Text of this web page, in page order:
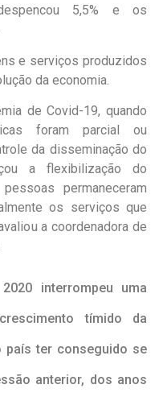
5,5% e os
e serviços produzidos
da economia.
de Covid-19, quando
foram parcial ou
da disseminação do
a flexibilização do
permaneceram
os serviços que
a coordenadora de
interrompeu uma
tímido da
país ter conseguido se
anterior, dos anos